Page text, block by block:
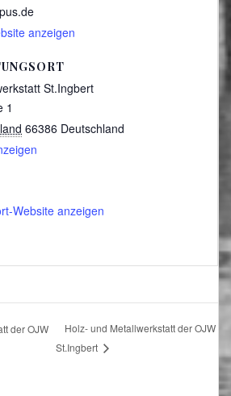
St.Ingbert
1
66386 Deutschland
Website anzeigen
anzeigen
der OJW
Holz- und Metallwerkstatt der OJW
St.Ingbert